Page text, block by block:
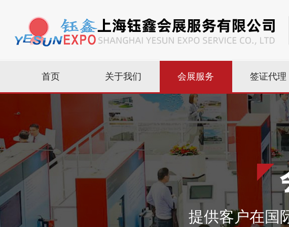
首页 关于我们 会展服务 签证代理
提供客户在国